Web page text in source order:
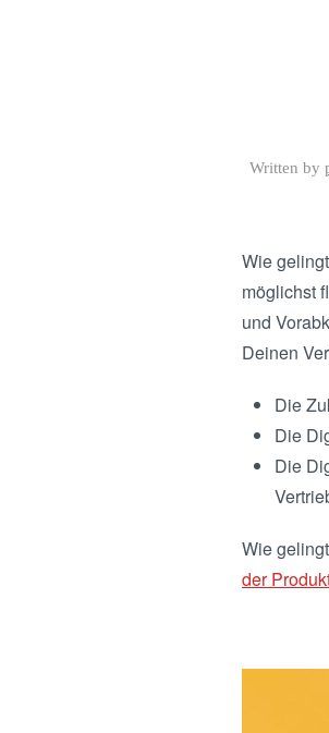
Written by
Wie
möglichst
und
Deinen
Die
Die
Die
Wie
der